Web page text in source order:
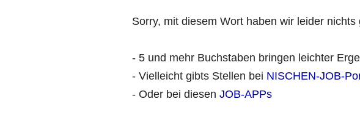
Sorry, mit diesem Wort haben wir leider nichts
- 5 und mehr Buchstaben bringen leichter
- Vielleicht gibts Stellen bei NISCHEN-JOB-
- Oder bei diesen JOB-APPs